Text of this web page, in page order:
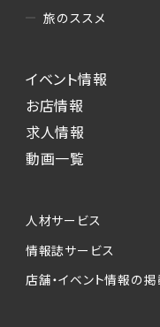
旅のススメ
イベント情報
お店情報
求人情報
動画一覧
人材サービス
情報誌サービス
店舗・イベント情報の